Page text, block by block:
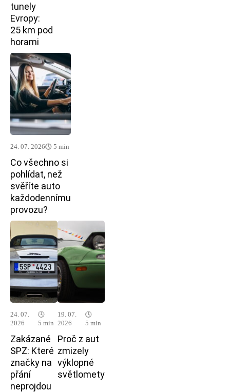
tunely
Evropy:
25 km pod
horami
24. 07. 2026🕓 5 min
Co všechno si
pohlídat, než
svěříte auto
každodennímu
provozu?
24. 07.
2026
🕓
5 min
Zakázané
SPZ: Které
značky na
přání
neprojdou
19. 07.
2026
🕓
5 min
Proč z aut
zmizely
výklopné
světlomety